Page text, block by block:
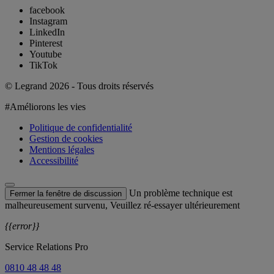
facebook
Instagram
LinkedIn
Pinterest
Youtube
TikTok
© Legrand 2026 - Tous droits réservés
#Améliorons les vies
Politique de confidentialité
Gestion de cookies
Mentions légales
Accessibilité
Fermer la fenêtre de discussion
Un problème technique est
malheureusement survenu, Veuillez ré-essayer ultérieurement
{{error}}
Service Relations Pro
0810 48 48 48